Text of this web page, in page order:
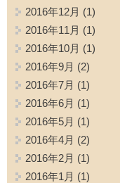
2016年12月 (1)
2016年11月 (1)
2016年10月 (1)
2016年9月 (2)
2016年7月 (1)
2016年6月 (1)
2016年5月 (1)
2016年4月 (2)
2016年2月 (1)
2016年1月 (1)